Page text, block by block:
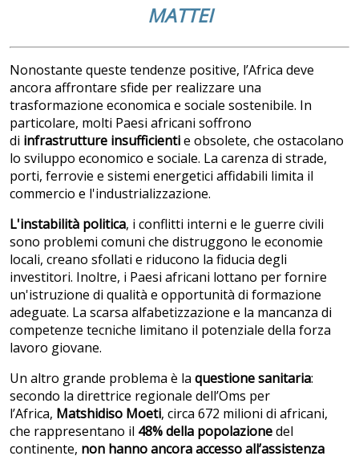
MATTEI
Nonostante queste tendenze positive, l’Africa deve
ancora affrontare sfide per realizzare una
trasformazione economica e sociale sostenibile. In
particolare, molti Paesi africani soffrono
di infrastrutture insufficientie obsolete, che ostacolano
lo sviluppo economico e sociale. La carenza di strade,
porti, ferrovie e sistemi energetici affidabili limita il
commercio e l'industrializzazione.
L'instabilità politica, i conflitti interni e le guerre civili
sono problemi comuni che distruggono le economie
locali, creano sfollati e riducono la fiducia degli
investitori. Inoltre, i Paesi africani lottano per fornire
un'istruzione di qualità e opportunità di formazione
adeguate. La scarsa alfabetizzazione e la mancanza di
competenze tecniche limitano il potenziale della forza
lavoro giovane.
Un altro grande problema è la questione sanitaria:
secondo la direttrice regionale dell’Oms per
l’Africa, Matshidiso Moeti, circa 672 milioni di africani,
che rappresentano il 48% della popolazionedel
continente, non hannoancoraaccesso all’assistenza